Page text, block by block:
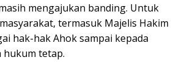
mengajukan banding. Untuk
termasuk Majelis Hakim
hak-hak Ahok sampai kepada
tetap.